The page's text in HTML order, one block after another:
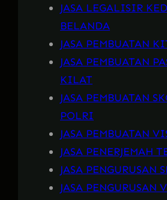
JASA LEGALISIR
BELANDA
JASA PEMBUATAN
JASA PEMBUATAN
KILAT
JASA PEMBUATAN
POLRI
JASA PEMBUATAN
JASA PENERJEMAH
JASA PENGURUSAN
JASA PENGURUSAN